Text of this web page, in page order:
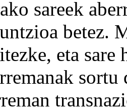
sareek
betez.
eta